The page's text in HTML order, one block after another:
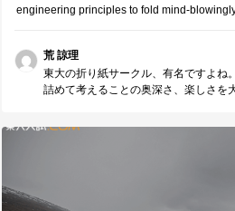
engineering principles to fold mind-
荒 諒理
東大の折り紙サークル、有名ですよね
詰めて考えることの奥深さ、楽しさを